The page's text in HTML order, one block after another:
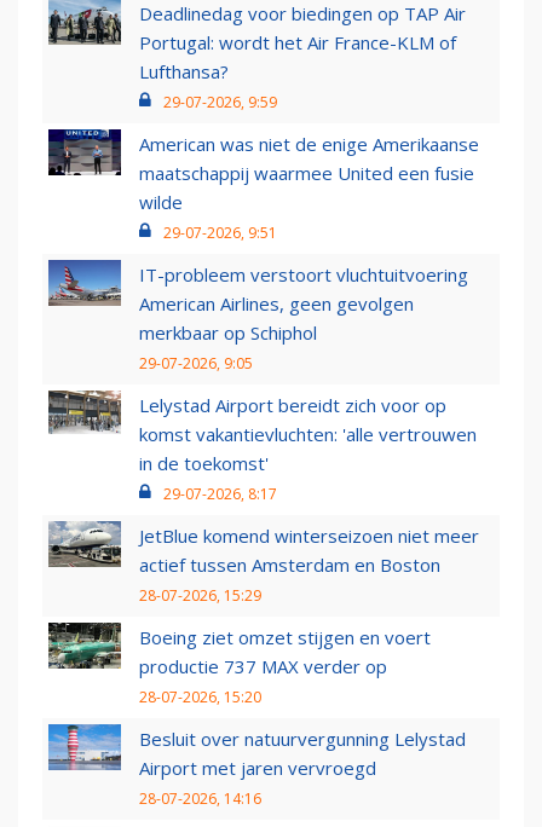
Deadlinedag voor biedingen op TAP Air
Portugal: wordt het Air France-KLM of
Lufthansa?
29-07-2026, 9:59
American was niet de enige Amerikaanse
maatschappij waarmee United een fusie
wilde
29-07-2026, 9:51
IT-probleem verstoort vluchtuitvoering
American Airlines, geen gevolgen
merkbaar op Schiphol
29-07-2026, 9:05
Lelystad Airport bereidt zich voor op
komst vakantievluchten: 'alle vertrouwen
in de toekomst'
29-07-2026, 8:17
JetBlue komend winterseizoen niet meer
actief tussen Amsterdam en Boston
28-07-2026, 15:29
Boeing ziet omzet stijgen en voert
productie 737 MAX verder op
28-07-2026, 15:20
Besluit over natuurvergunning Lelystad
Airport met jaren vervroegd
28-07-2026, 14:16